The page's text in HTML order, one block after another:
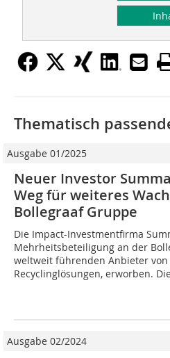
Thematisch
Ausgabe 01/2025
Neuer Investor
Weg für weiteres
Bollegraaf Gruppe
Die Impact-Investmentfirma
Mehrheitsbeteiligung an der
weltweit führenden Anbieter
Recyclinglösungen, erworben.
Ausgabe 02/2024